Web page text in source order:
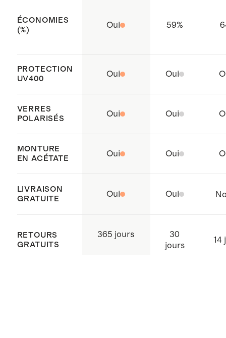
Comprend un étui rigide de
nettoyage.
ÉCONOMIES
(%)
Oui 59%
PROTECTION
UV400
Oui Oui
VERRES
POLARISÉS
Oui Oui
MONTURE
EN ACÉTATE
Oui Oui
LIVRAISON
GRATUITE
Oui Oui
RETOURS
GRATUITS
365 jours
30
jours
14